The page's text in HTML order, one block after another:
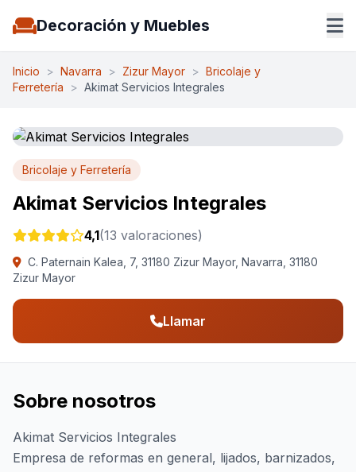
Decoración y Muebles
Inicio > Navarra > Zizur Mayor > Bricolaje y
Ferretería
> Akimat Servicios Integrales
Bricolaje y Ferretería
Akimat Servicios Integrales
4,1(13 valoraciones)
C. Paternain Kalea, 7, 31180 Zizur Mayor, Navarra, 31180
Zizur Mayor
Llamar
Sobre nosotros
Akimat Servicios Integrales
Empresa de reformas en general, lijados, barnizados,